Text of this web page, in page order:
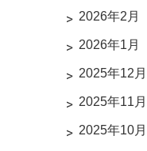
2026年2月
2026年1月
2025年12月
2025年11月
2025年10月